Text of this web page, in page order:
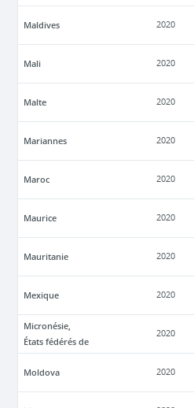
Maldives 2020
Mali 2020
Malte 2020
Mariannes 2020
Maroc 2020
Maurice 2020
Mauritanie 2020
Mexique 2020
Micronésie,
États fédérés de
2020
Moldova 2020